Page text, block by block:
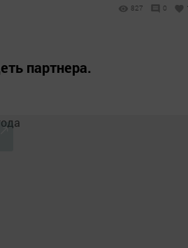
827 0
партнера.